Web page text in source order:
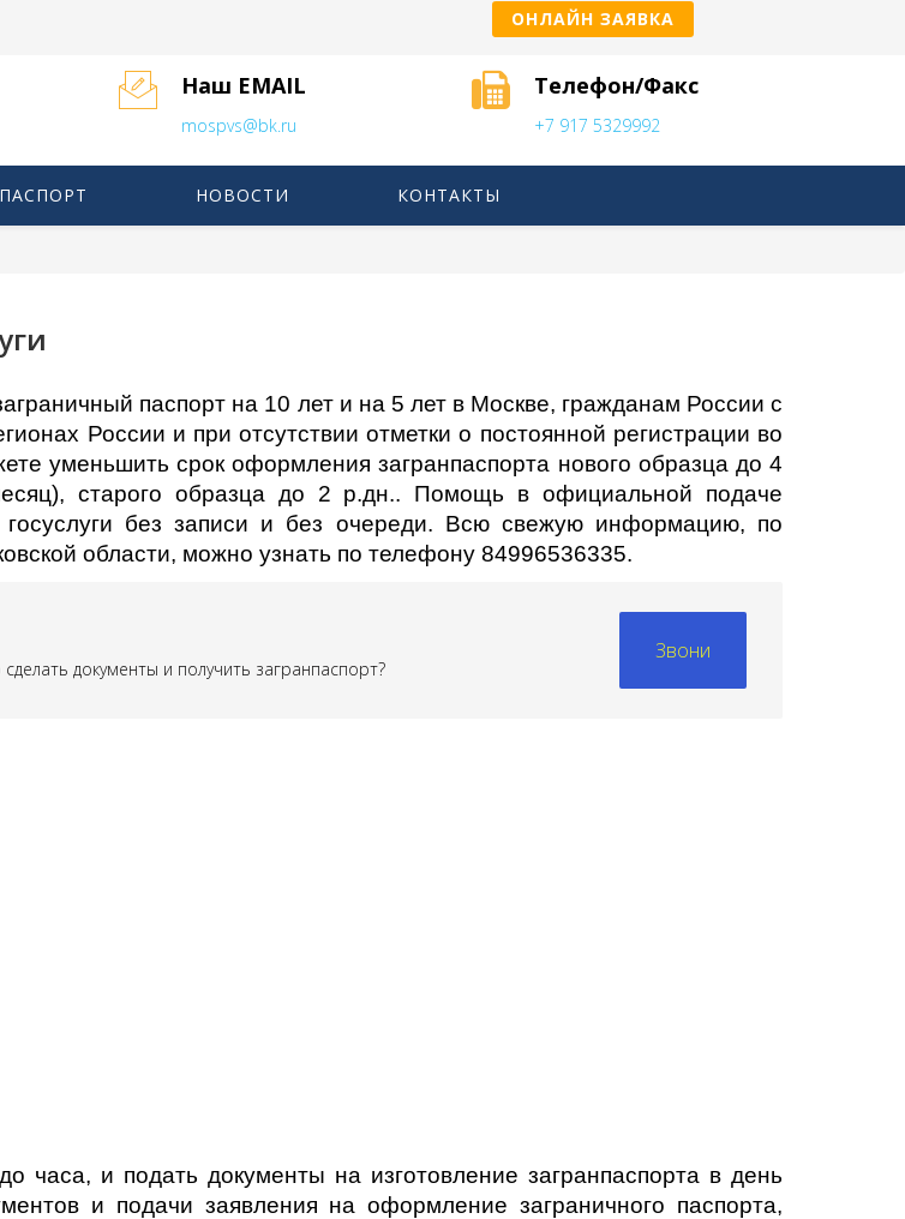
ОНЛАЙН ЗАЯВКА
Наш EMAIL
mospvs@bk.ru
Телефон/Факс
+7 917 5329992
НОВОСТИ КОНТАКТЫ
паспорт на 10 лет и на 5 лет в Москве, гражданам России с
России и при отсутствии отметки о постоянной регистрации во
уменьшить срок оформления загранпаспорта нового образца до 4
старого образца до 2 р.дн.. Помощь в официальной подаче
без записи и без очереди. Всю свежую информацию, по
области, можно узнать по телефону 84996536335.
документы и получить загранпаспорт?
Звони
и подать документы на изготовление загранпаспорта в день
и подачи заявления на оформление заграничного паспорта,